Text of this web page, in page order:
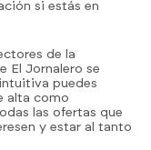
si estás en
de la
El Jornalero se
puedes
alta como
las ofertas que
y estar al tanto